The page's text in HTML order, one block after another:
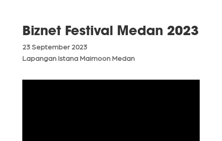
Biznet Festival Medan 2023
23 September 2023
Lapangan Istana Maimoon Medan